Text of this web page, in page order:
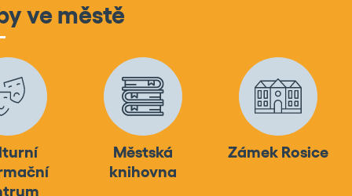
ve městě
Městská
knihovna
Zámek Rosice